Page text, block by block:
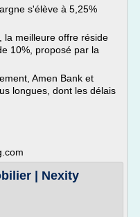
s'élève à 5,25%
la meilleure offre réside
10%, proposé par la
Amen Bank et
longues, dont les délais
| Nexity